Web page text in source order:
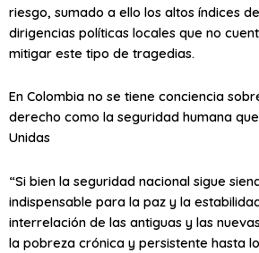
riesgo, sumado a ello los altos índices
dirigencias políticas locales que no
mitigar este tipo de tragedias.
En Colombia no se tiene conciencia
derecho como la seguridad humana
Unidas
“Si bien la seguridad nacional sigue
indispensable para la paz y la
interrelación de las antiguas y las
la pobreza crónica y persistente hasta